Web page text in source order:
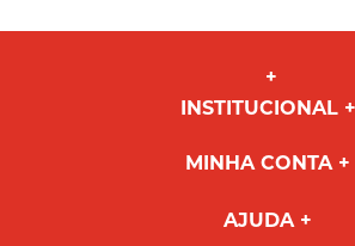
INSTITUCIONAL
MINHA CONTA
AJUDA